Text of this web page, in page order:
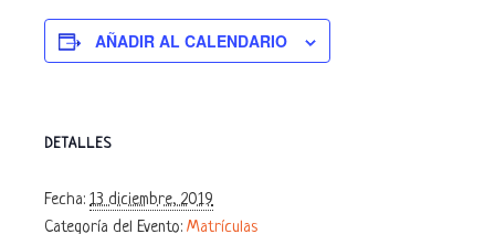
AÑADIR AL CALENDARIO
DETALLES
Fecha: 13 diciembre, 2019
Categoría del Evento: Matrículas